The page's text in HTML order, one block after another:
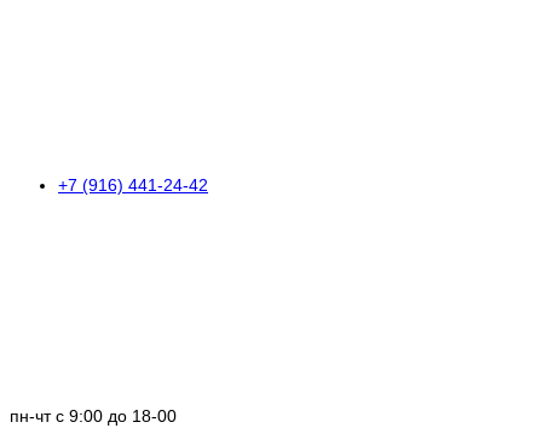
+7 (916) 441-24-42
пн-чт с 9:00 до 18-00